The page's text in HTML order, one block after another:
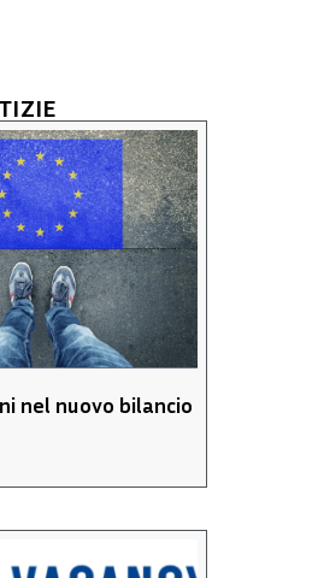
nel nuovo bilancio